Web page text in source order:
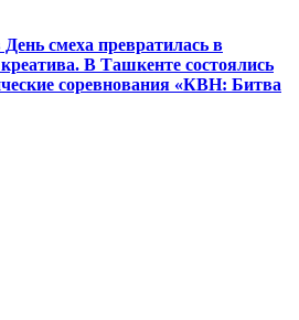
смеха превратилась в
В Ташкенте состоялись
соревнования «КВН: Битва